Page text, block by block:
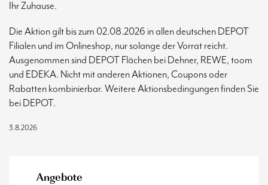
Ihr Zuhause.
Die Aktion gilt bis zum 02.08.2026 in allen deutschen DEPOT
Filialen und im Onlineshop, nur solange der Vorrat reicht.
Ausgenommen sind DEPOT Flächen bei Dehner, REWE, toom
und EDEKA. Nicht mit anderen Aktionen, Coupons oder
Rabatten kombinierbar. Weitere Aktionsbedingungen finden Sie
bei DEPOT.
3.8.2026
Angebote